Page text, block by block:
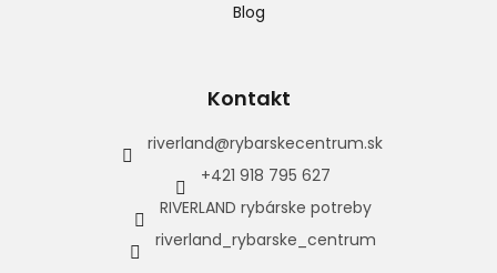
Blog
Kontakt
riverland@rybarskecentrum.sk
+421 918 795 627
RIVERLAND rybárske potreby
riverland_rybarske_centrum